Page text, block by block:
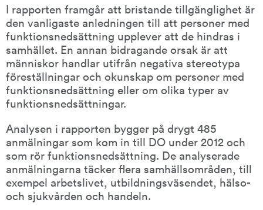
I rapporten framgår att bristande tillgänglighet är
den vanligaste anledningen till att personer med
funktionsnedsättning upplever att de hindras i
samhället. En annan bidragande orsak är att
människor handlar utifrån negativa stereotypa
föreställningar och okunskap om personer med
funktionsnedsättning eller om olika typer av
funktionsnedsättningar.
Analysen i rapporten bygger på drygt 485
anmälningar som kom in till DO under 2012 och
som rör funktionsnedsättning. De analyserade
anmälningarna täcker flera samhällsområden, till
exempel arbetslivet, utbildningsväsendet, hälso-
och sjukvården och handeln.